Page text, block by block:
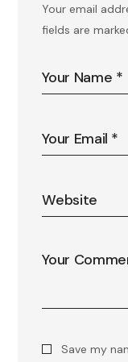
Your email
fields are
Save my